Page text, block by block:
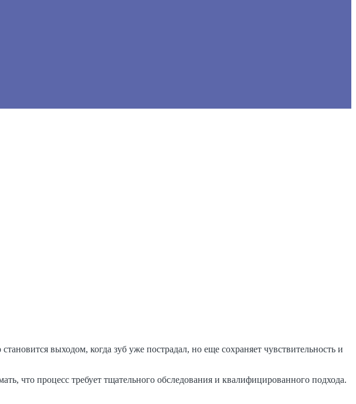
выходом, когда зуб уже пострадал, но еще сохраняет чувствительность и
что процесс требует тщательного обследования и квалифицированного подхода.